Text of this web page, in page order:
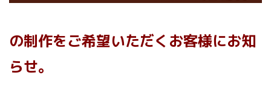
の制作をご希望いただくお客様にお知
らせ。